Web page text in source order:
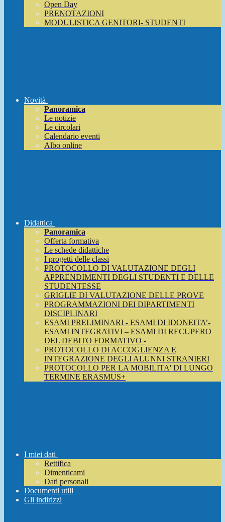
Open Day
PRENOTAZIONI
MODULISTICA GENITORI- STUDENTI
Novità
Panoramica
Le notizie
Le circolari
Calendario eventi
Albo online
Didattica
Panoramica
Offerta formativa
Le schede didattiche
I progetti delle classi
PROTOCOLLO DI VALUTAZIONE DEGLI
APPRENDIMENTI DEGLI STUDENTI E DELLE
STUDENTESSE
GRIGLIE DI VALUTAZIONE DELLE PROVE
PROGRAMMAZIONI DEI DIPARTIMENTI
DISCIPLINARI
ESAMI PRELIMINARI - ESAMI DI IDONEITA’-
ESAMI INTEGRATIVI – ESAMI DI RECUPERO
DEL DEBITO FORMATIVO -
PROTOCOLLO DI ACCOGLIENZA E
INTEGRAZIONE DEGLI ALUNNI STRANIERI
PROTOCOLLO PER LA MOBILITA' DI LUNGO
TERMINE ERASMUS+
I miei dati
Rettifica
Dimenticami
Dati personali
Documenti utili
Gli indirizzi